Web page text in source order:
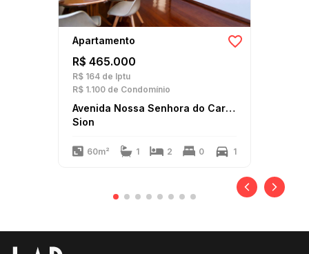
Apartamento
R$ 465.000
R$ 164 de Iptu
R$ 1.100 de Condomínio
Avenida Nossa Senhora do Carmo
Sion
60m² 1 2 0 1